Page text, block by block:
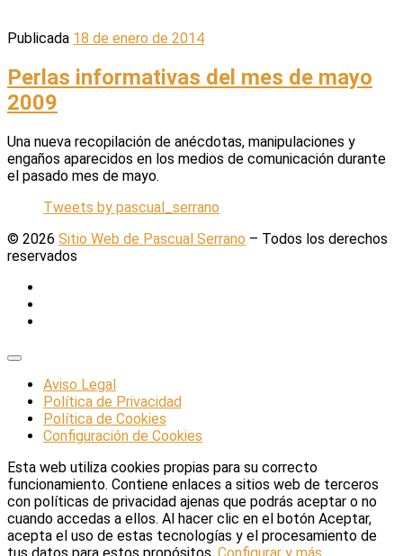
Publicada 18 de enero de 2014
Perlas informativas del mes de mayo
2009
Una nueva recopilación de anécdotas, manipulaciones y
engaños aparecidos en los medios de comunicación durante
el pasado mes de mayo.
Tweets by pascual_serrano
© 2026 Sitio Web de Pascual Serrano – Todos los derechos
reservados
Aviso Legal
Política de Privacidad
Política de Cookies
Configuración de Cookies
Esta web utiliza cookies propias para su correcto
funcionamiento. Contiene enlaces a sitios web de terceros
con políticas de privacidad ajenas que podrás aceptar o no
cuando accedas a ellos. Al hacer clic en el botón Aceptar,
acepta el uso de estas tecnologías y el procesamiento de